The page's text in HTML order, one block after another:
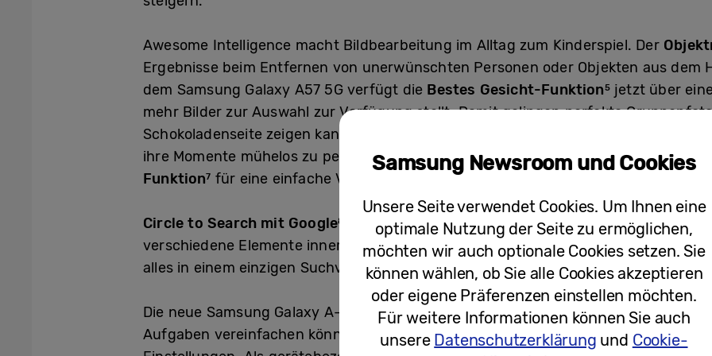
Awesome Intelligence macht Bildbearbeitung im Alltag zum Kinderspiel. Der
Ergebnisse beim Entfernen von unerwünschten Personen oder Objekten aus dem
dem Samsung Galaxy A57 5G verfügt die Bestes Gesicht-Funktion5jetzt über
mehr Bilder zur Auswahl zur Verfügung stellt. Damit gelingen perfekte
Schokoladenseite zeigen kann. Beliebte Tools wie
ihre Momente mühelos zu perfektionieren. Und auf dem Galaxy A57 5G sorgt die
Funktion7 für eine einfache Videobearbeitung.
Circle to Search mit Google8
kann mehrere Objekte gleichzeitig erkennen. So
verschiedene Elemente innerhalb eines Bildes erkunden – vom Outfit bis zum
alles in einem einzigen Suchvorgang.
Die neue Samsung Galaxy A-Serie erweitert das Awesome Intelligence-Erlebnis
Aufgaben vereinfachen können: Von der Suche über das Organisieren von Plänen
Samsung Newsroom und Cookies
Unsere Seite verwendet Cookies. Um Ihnen eine
optimale Nutzung der Seite zu ermöglichen,
möchten wir auch optionale Cookies setzen. Sie
können wählen, ob Sie alle Cookies akzeptieren
oder eigene Präferenzen einstellen möchten.
Für weitere Informationen können Sie auch
unsere Datenschutzerklärung und Cookie-